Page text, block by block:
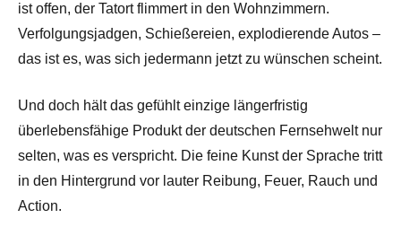
ist offen, der Tatort flimmert in den Wohnzimmern.
Verfolgungsjadgen, Schießereien, explodierende Autos –
das ist es, was sich jedermann jetzt zu wünschen scheint.
Und doch hält das gefühlt einzige längerfristig
überlebensfähige Produkt der deutschen Fernsehwelt nur
selten, was es verspricht. Die feine Kunst der Sprache tritt
in den Hintergrund vor lauter Reibung, Feuer, Rauch und
Action.